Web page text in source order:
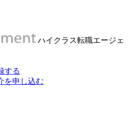
ハイクラス転職エージェ
する
を申し込む